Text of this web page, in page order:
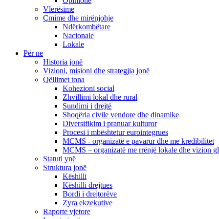
Vlerësime
Çmime dhe mirënjohje
Ndërkombëtare
Nacionale
Lokale
Për ne
Historia jonë
Vizioni, misioni dhe strategjia jonë
Qëllimet tona
Kohezioni social
Zhvillimi lokal dhe rural
Sundimi i drejtë
Shoqëria civile vendore dhe dinamike
Diversifikim i pranuar kulturor
Procesi i mbështetur eurointegrues
MCMS - organizatë e pavarur dhe me kredibilitet
MCMS – organizatë me rrënjë lokale dhe vizion
Statuti ynë
Struktura jonë
Këshilli
Këshilli drejtues
Bordi i drejtorëve
Zyra ekzekutive
Raporte vjetore